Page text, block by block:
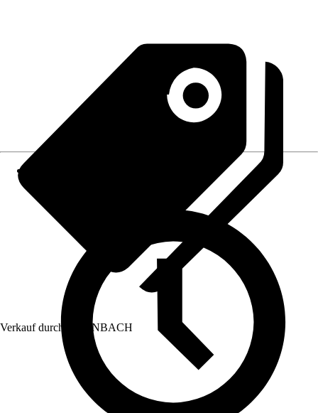
Verkauf durch: HORNBACH